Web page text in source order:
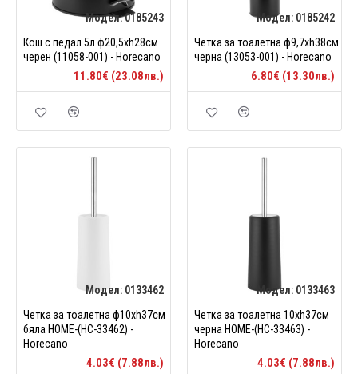
Модел:0185243
Кош с педал 5л ф20,5xh28см
черен (11058-001) - Horecano
11.80€ (23.08лв.)
Модел: 0185242
Четка за тоалетна ф9,7xh38см
черна (13053-001) - Horecano
6.80€ (13.30лв.)
Модел: 0133462
Четка за тоалетна ф10xh37см
бяла HOME-(HC-33462) -
Horecano
4.03€ (7.88лв.)
Модел: 0133463
Четка за тоалетна 10xh37см
черна HOME-(HC-33463) -
Horecano
4.03€ (7.88лв.)